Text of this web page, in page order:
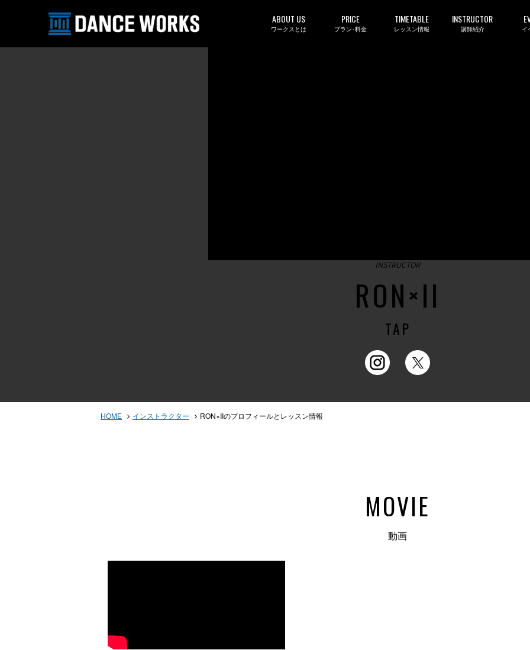
ABOUT US
ワークスとは
PRICE
プラン･料金
TIMETABLE
レッスン情報
INSTRUCTOR
講師紹介 イ
INSTRUCTOR
RON×II
TAP
HOME インストラクター RON×IIのプロフィールとレッスン情報
MOVIE
動画